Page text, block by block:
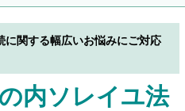
に関する幅広いお悩みにご対応
内ソレイユ法